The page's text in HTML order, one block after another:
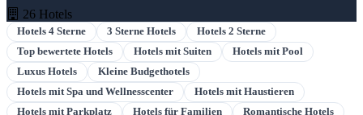
26 Hotels
Hotels 4 Sterne 3 Sterne Hotels
Hotels 2 Sterne
Top bewertete Hotels
Hotels mit Suiten
Hotels mit Pool
Luxus Hotels
Kleine Budgethotels
Hotels mit Spa und Wellnesscenter
Hotels mit Haustieren
Hotels mit Parkplatz
Hotels für Familien
Romantische Hotels